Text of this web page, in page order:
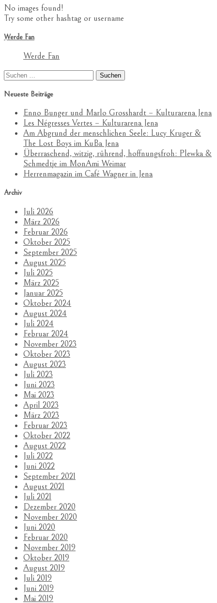
No images found!
Try some other hashtag or username
Werde Fan
Werde Fan
Suchen
Neueste Beiträge
Enno Bunger und Marlo Grosshardt – Kulturarena Jena
Les Négresses Vertes – Kulturarena Jena
Am Abgrund der menschlichen Seele: Lucy Kruger &
The Lost Boys im KuBa Jena
Überraschend, witzig, rührend, hoffnungsfroh: Plewka &
Schmedtje im MonAmi Weimar
Herrenmagazin im Café Wagner in Jena
Archiv
Juli 2026
März 2026
Februar 2026
Oktober 2025
September 2025
August 2025
Juli 2025
März 2025
Januar 2025
Oktober 2024
August 2024
Juli 2024
Februar 2024
November 2023
Oktober 2023
August 2023
Juli 2023
Juni 2023
Mai 2023
April 2023
März 2023
Februar 2023
Oktober 2022
August 2022
Juli 2022
Juni 2022
September 2021
August 2021
Juli 2021
Dezember 2020
November 2020
Juni 2020
Februar 2020
November 2019
Oktober 2019
August 2019
Juli 2019
Juni 2019
Mai 2019